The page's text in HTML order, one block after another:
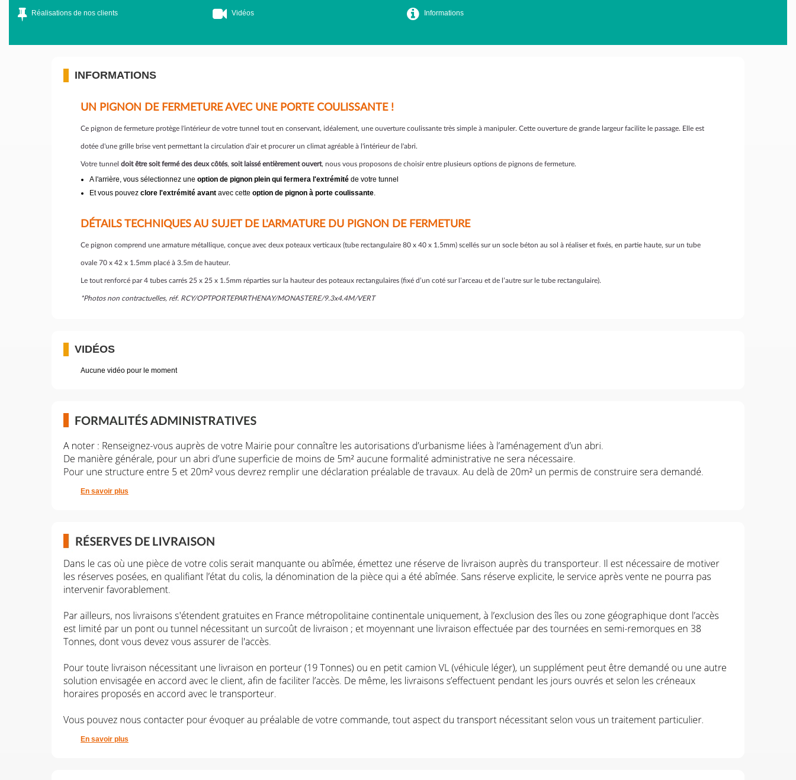
Réalisations de nos clients Vidéos Informations
INFORMATIONS
UN PIGNON DE FERMETURE AVEC UNE PORTE COULISSANTE !
Ce pignon de fermeture protège l'intérieur de votre tunnel tout en conservant, idéalement, une ouverture coulissante très simple à manipuler. Cette ouverture de grande largeur facilite le passage. Elle est
dotée d'une grille brise vent permettant la circulation d'air et procurer un climat agréable à l'intérieur de l'abri.
Votre tunnel doit être soit fermé des deux côtés, soit laissé entièrement ouvert, nous vous proposons de choisir entre plusieurs options de pignons de fermeture.
A l'arrière, vous sélectionnez une option de pignon plein qui fermera l'extrémité de votre tunnel
Et vous pouvez clore l'extrémité avant avec cette option de pignon à porte coulissante.
DÉTAILS TECHNIQUES AU SUJET DE L'ARMATURE DU PIGNON DE FERMETURE
Ce pignon comprend une armature métallique, conçue avec deux poteaux verticaux (tube rectangulaire 80 x 40 x 1.5mm) scellés sur un socle béton au sol à réaliser et fixés, en partie haute, sur un tube
ovale 70 x 42 x 1.5mm placé à 3.5m de hauteur.
Le tout renforcé par 4 tubes carrés 25 x 25 x 1.5mm réparties sur la hauteur des poteaux rectangulaires (fixé d’un coté sur l’arceau et de l’autre sur le tube rectangulaire).
*Photos non contractuelles, réf. RCY/OPTPORTEPARTHENAY/MONASTERE/9.3x4.4M/VERT
VIDÉOS
Aucune vidéo pour le moment
En savoir plus
En savoir plus